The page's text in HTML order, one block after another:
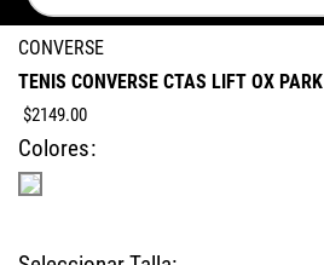
CONVERSE
TENIS CONVERSE CTAS LIFT OX PARK
$2149.00
Colores
TÉRMINOS MÁS BUSCADOS
NEW BALANCE SAMBA AIR FORCE 1
SPEEDCAT